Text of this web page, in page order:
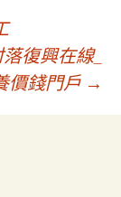
復興在線_
價錢門戶 →